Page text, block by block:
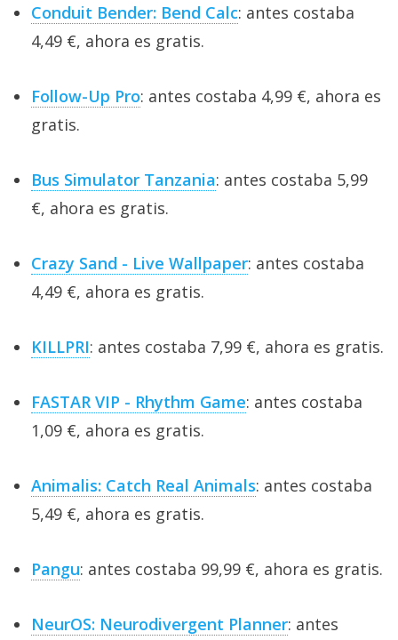
Conduit Bender: Bend Calc: antes costaba
4,49 €, ahora es gratis.
Follow-Up Pro: antes costaba 4,99 €, ahora es
gratis.
Bus Simulator Tanzania: antes costaba 5,99
€, ahora es gratis.
Crazy Sand - Live Wallpaper: antes costaba
4,49 €, ahora es gratis.
KILLPRI: antes costaba 7,99 €, ahora es gratis.
FASTAR VIP - Rhythm Game: antes costaba
1,09 €, ahora es gratis.
Animalis: Catch Real Animals: antes costaba
5,49 €, ahora es gratis.
Pangu: antes costaba 99,99 €, ahora es gratis.
NeurOS: Neurodivergent Planner: antes